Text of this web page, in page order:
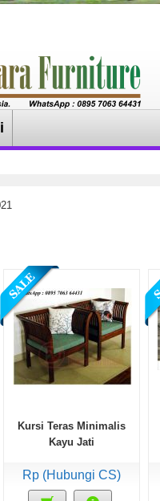
Kursi Teras Minimalis
Kayu Jati
Rp (Hubungi CS)